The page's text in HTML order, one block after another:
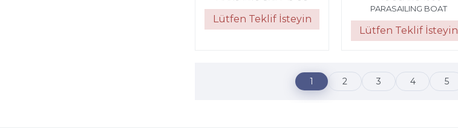
Lütfen Teklif İsteyin
PARASAILING BOAT
Lütfen Teklif İsteyin
1 2 3 4 5